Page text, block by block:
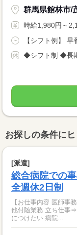
群馬県館林市/
時給1,980円～
【シフト例】
◆シフト制 ◆長
お探しの条件に
[派遣]
総合病院での
全週休2日制
【お仕事内容 医師事
他付随業務 立ち仕事
につけたい 病院...